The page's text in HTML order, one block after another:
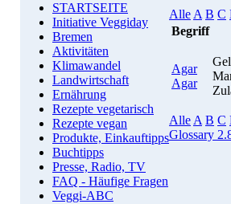
STARTSEITE
Initiative Veggiday
Bremen
Aktivitäten
Klimawandel
Landwirtschaft
Ernährung
Rezepte vegetarisch
Rezepte vegan
Produkte, Einkauftipps
Buchtipps
Presse, Radio, TV
FAQ - Häufige Fragen
Veggi-ABC
Alle A B C
Begriff
Agar
Agar
Alle A B C
Glossary